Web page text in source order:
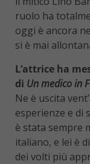
ruolo ha
oggi è ancora
si è mai
L’attrice ha
di Un medico in
Ne è uscita
esperienze e di
è stata sempre
italiano, e lei è
dei volti più